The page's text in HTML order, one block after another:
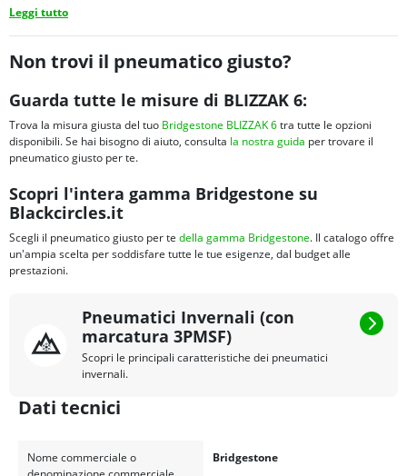
Leggi tutto
Non trovi il pneumatico giusto?
Guarda tutte le misure di BLIZZAK 6:
Trova la misura giusta del tuo Bridgestone BLIZZAK 6tra tutte le opzioni
disponibili. Se hai bisogno di aiuto, consulta la nostra guida per trovare il
pneumatico giusto per te.
Scopri l'intera gamma Bridgestone su
Blackcircles.it
Scegli il pneumatico giusto per te della gamma Bridgestone. Il catalogo offre
un'ampia scelta per soddisfare tutte le tue esigenze, dal budget alle
prestazioni.
Pneumatici Invernali (con
marcatura 3PMSF)
Scopri le principali caratteristiche dei pneumatici
invernali.
Dati tecnici
Nome commerciale o
Bridgestone